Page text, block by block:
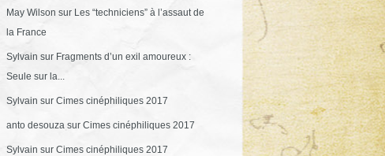
May Wilson sur Les “techniciens” à l’assaut de
la France
Sylvain sur Fragments d’un exil amoureux :
Seule sur la...
Sylvain sur Cimes cinéphiliques 2017
anto desouzasur Cimes cinéphiliques 2017
Sylvain sur Cimes cinéphiliques 2017